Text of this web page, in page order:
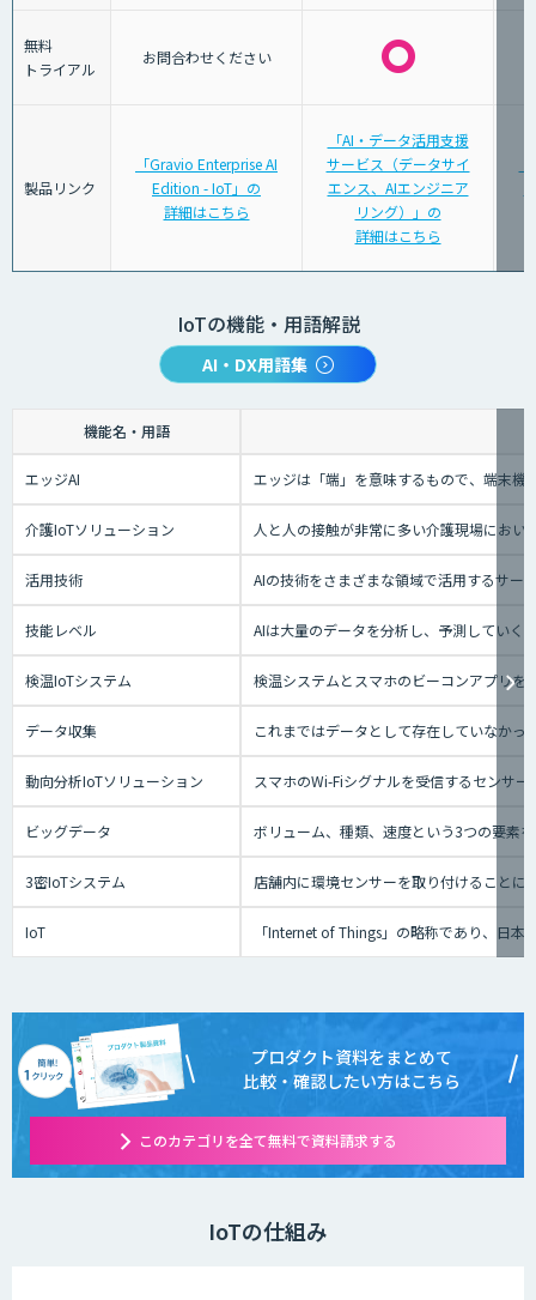
無料
トライアル
お問合わせください
製品リンク
「Gravio Enterprise AI
Edition - IoT」の
詳細はこちら
「AI・データ活用支援
サービス（データサイ
エンス、AIエンジニア
リング）」の
詳細はこちら
IoTの機能・用語解説
AI・DX用語集
機能名・用語
エッジAI エッジは「端」を意味するもので、端末機
介護IoTソリューション 人と人の接触が非常に多い介護現場にお
活用技術 AIの技術をさまざまな領域で活用するサー
技能レベル AIは大量のデータを分析し、予測していく
検温IoTシステム 検温システムとスマホのビーコンアプリを
データ収集 これまではデータとして存在していなか
動向分析IoTソリューション スマホのWi-Fiシグナルを受信するセンサ
ビッグデータ ボリューム、種類、速度という3つの要素
3密IoTシステム 店舗内に環境センサーを取り付けること
IoT 「Internet of Things」の略称であり、日
プロダクト資料をまとめて
比較・確認したい方はこちら
このカテゴリを全て無料で資料請求する
IoTの仕組み